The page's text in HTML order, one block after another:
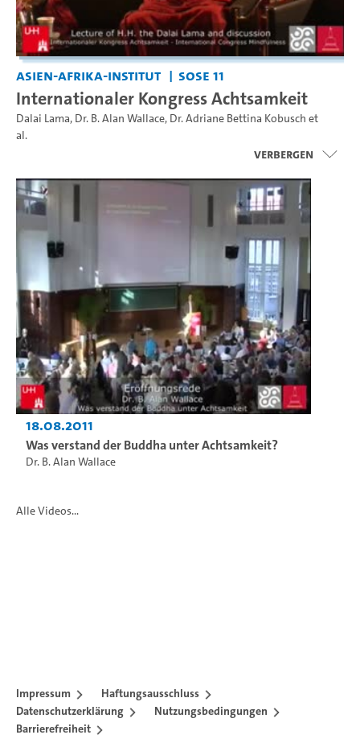
Asien-Afrika-Institut SoSe 11
Internationaler Kongress Achtsamkeit
Dalai Lama, Dr. B. Alan Wallace, Dr. Adriane Bettina Kobusch et
al.
Verbergen
18.08.2011
Was verstand der Buddha unter Achtsamkeit?
Dr. B. Alan Wallace
Alle Videos...
Impressum
Haftungsausschluss
Datenschutzerklärung
Nutzungsbedingungen
Barrierefreiheit